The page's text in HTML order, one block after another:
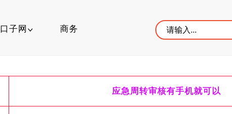
口子网 商务
应急周转审核有手机就可以